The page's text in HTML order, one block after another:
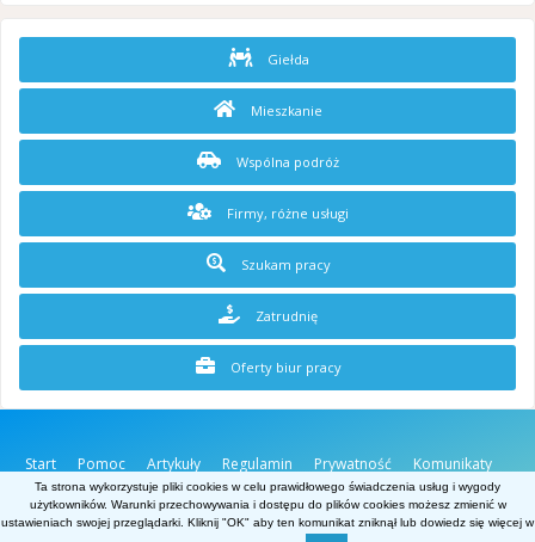
Giełda
Mieszkanie
Wspólna podróż
Firmy, różne usługi
Szukam pracy
Zatrudnię
Oferty biur pracy
Start Pomoc Artykuły Regulamin Prywatność
Komunikaty
O stronie
Kontakt
Belgia.net
Powered by Invision Community
Ta strona wykorzystuje pliki cookies w celu prawidłowego świadczenia usług i wygody
użytkowników. Warunki przechowywania i dostępu do plików cookies możesz zmienić w
ustawieniach swojej przeglądarki. Kliknij "OK" aby ten komunikat zniknął lub dowiedz się więcej w